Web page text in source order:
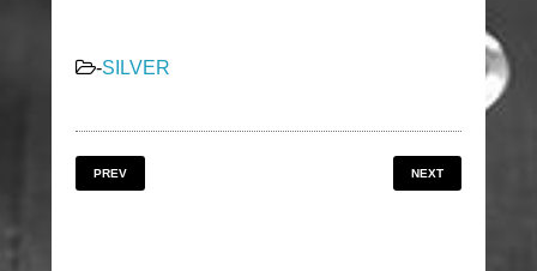
-SILVER
PREV NEXT